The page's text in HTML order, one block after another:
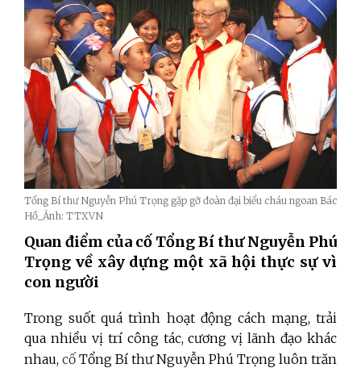
Tổng Bí thư Nguyễn Phú Trọng gặp gỡ đoàn đại biểu cháu ngoan Bác
Hồ_Ảnh: TTXVN
Quan điểm của cố Tổng Bí thư Nguyễn Phú
Trọng về xây dựng một xã hội thực sự vì
con người
Trong suốt quá trình hoạt động cách mạng, trải
qua nhiều vị trí công tác, cương vị lãnh đạo khác
nhau, cố Tổng Bí thư Nguyễn Phú Trọng luôn trăn